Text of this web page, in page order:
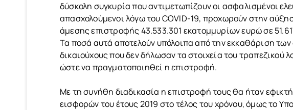
δύσκολη συγκυρία που αντιμετωπίζουν οι ασφαλισμένοι
απασχολούμενοι λόγω του COVID-19, προχωρούν στην
άμεσης επιστροφής 43.533.301 εκατομμυρίων ευρώ σε
Τα ποσά αυτά αποτελούν υπόλοιπα από την εκκαθάριση
δικαιούχους που δεν δήλωσαν τα στοιχεία του
ώστε να πραγματοποιηθεί η επιστροφή.
Με τη συνήθη διαδικασία η επιστροφή τους θα ήταν
εισφορών του έτους 2019 στο τέλος του χρόνου, όμως το